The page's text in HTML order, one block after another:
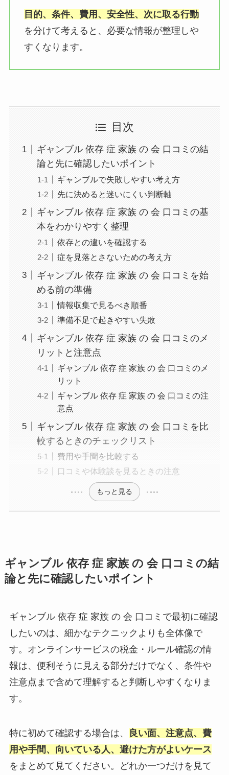
目的、条件、費用、安全性、次に取る行動
を分けて考えると、必要な情報が整理しや
すくなります。
目次
ギャンブル 依存 症 家族 の 会 口コミの結
論と先に確認したいポイント
ギャンブルで失敗しやすい考え方
先に決めると迷いにくい判断軸
ギャンブル 依存 症 家族 の 会 口コミの基
本をわかりやすく整理
依存との違いを確認する
症を見落とさないための考え方
ギャンブル 依存 症 家族 の 会 口コミを始
める前の準備
情報収集で見るべき順番
準備不足で起きやすい失敗
ギャンブル 依存 症 家族 の 会 口コミのメ
リットと注意点
ギャンブル 依存 症 家族 の 会 口コミのメ
リット
ギャンブル 依存 症 家族 の 会 口コミの注
意点
ギャンブル 依存 症 家族 の 会 口コミを比
較するときのチェックリスト
費用や手間を比較する
口コミや体験談を見るときの注意
もっと見る
ギャンブル 依存 症 家族 の 会 口コミの結
論と先に確認したいポイント
ギャンブル 依存 症 家族 の 会 口コミで最初に確認
したいのは、細かなテクニックよりも全体像で
す。オンラインサービスの税金・ルール確認の情
報は、便利そうに見える部分だけでなく、条件や
注意点まで含めて理解すると判断しやすくなりま
す。
特に初めて確認する場合は、
良い面、注意点、費
用や手間、向いている人、避けた方がよいケース
をまとめて見てください。どれか一つだけを見て